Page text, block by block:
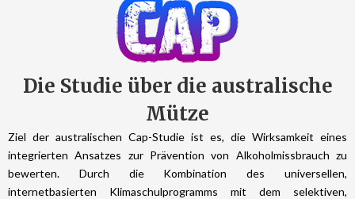
Die Studie über die australische
Mütze
Ziel der australischen Cap-Studie ist es, die Wirksamkeit eines
integrierten Ansatzes zur Prävention von Alkoholmissbrauch zu
bewerten. Durch die Kombination des universellen,
internetbasierten Klimaschulprogramms mit dem selektiven,